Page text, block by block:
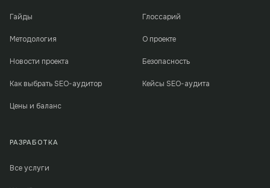
Гайды Глоссарий
Методология О проекте
Новости проекта Безопасность
Как выбрать SEO-аудитор Кейсы SEO-аудита
Цены и баланс
РАЗРАБОТКА
Все услуги